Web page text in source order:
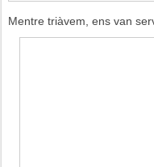
Mentre triàvem, ens van